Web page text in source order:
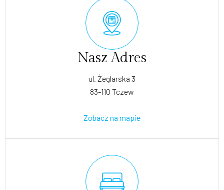
Nasz Adres
ul. Żeglarska 3
83-110 Tczew
Zobacz na mapie